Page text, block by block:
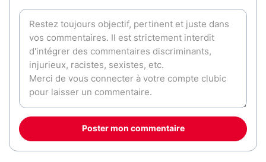
Poster mon commentaire